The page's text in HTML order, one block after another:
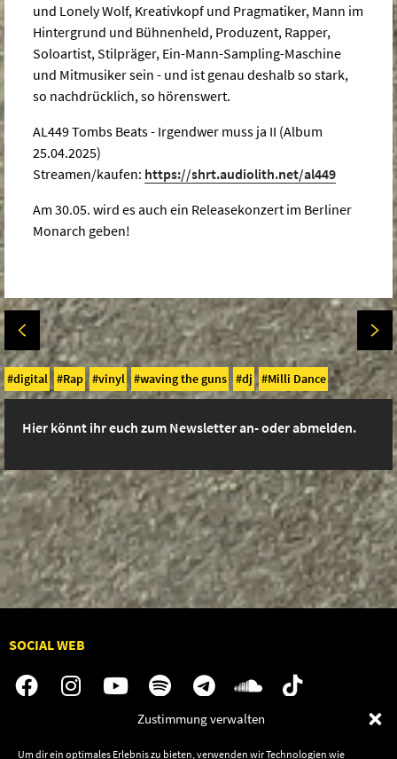
Zustimmung verwalten
Um dir ein optimales Erlebnis zu bieten, verwenden wir Technologien wie
und Lonely Wolf, Kreativkopf und Pragmatiker, Mann im
Hintergrund und Bühnenheld, Produzent, Rapper,
Soloartist, Stilpräger, Ein-Mann-Sampling-Maschine
und Mitmusiker sein - und ist genau deshalb so stark,
so nachdrücklich, so hörenswert.
AL449 Tombs Beats - Irgendwer muss ja II (Album
25.04.2025)
Streamen/kaufen: https://shrt.audiolith.net/al449
Am 30.05. wird es auch ein Releasekonzert im Berliner
Monarch geben!
digital Rap vinyl waving the guns dj Milli Dance
Hier könnt ihr euch zum Newsletter an- oder abmelden.
SOCIAL WEB